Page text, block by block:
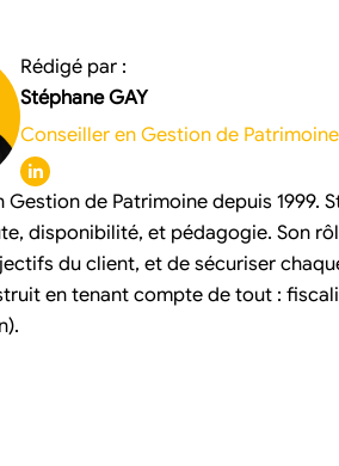
Rédigé par :
Stéphane GAY
Conseiller en Gestion de Patrimoine
Gestion de Patrimoine depuis 1999.
disponibilité, et pédagogie. Son
du client, et de sécuriser
en tenant compte de tout :